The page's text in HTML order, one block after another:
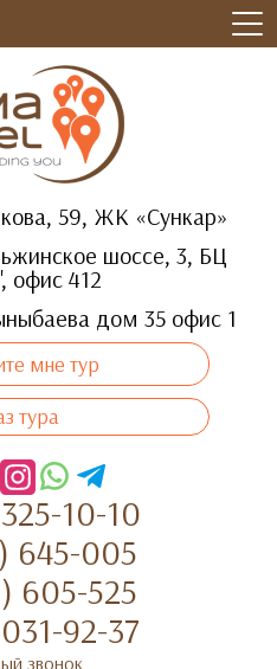
59, ЖК «Сункар»
шоссе, 3, БЦ
офис 412
дом 35 офис 1
мне тур
тура
10-10
645-005
605-525
92-37
звонок